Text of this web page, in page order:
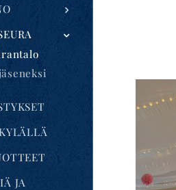
JA